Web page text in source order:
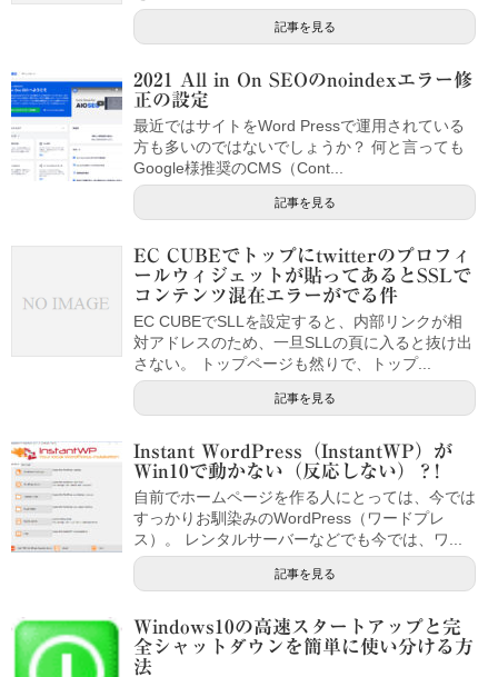
記事を見る
2021 All in On SEOのnoindexエラー修
正の設定
最近ではサイトをWord Pressで運用されている
方も多いのではないでしょうか？ 何と言っても
Google様推奨のCMS（Cont...
記事を見る
EC CUBEでトップにtwitterのプロフィ
ールウィジェットが貼ってあるとSSLで
コンテンツ混在エラーがでる件
EC CUBEでSLLを設定すると、内部リンクが相
対アドレスのため、一旦SLLの頁に入ると抜け出
さない。 トップページも然りで、トップ...
記事を見る
Instant WordPress（InstantWP）が
Win10で動かない（反応しない）？!
自前でホームページを作る人にとっては、今では
すっかりお馴染みのWordPress（ワードプレ
ス）。 レンタルサーバーなどでも今では、ワ...
記事を見る
Windows10の高速スタートアップと完
全シャットダウンを簡単に使い分ける方
法